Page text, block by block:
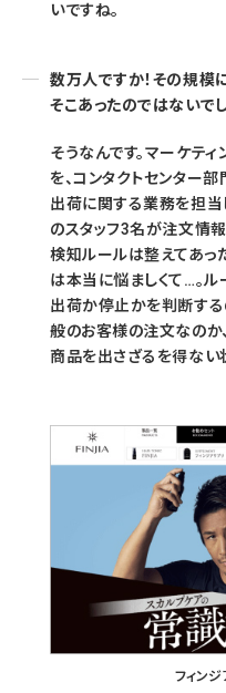
いですね。
数万人ですか！その規模
そこあったのではないでし
そうなんです。マーケテ
を、コンタクトセンター
出荷に関する業務を担当
のスタッフ3名が注文情
検知ルールは整えてあっ
は本当に悩ましくて…。
出荷か停止かを判断する
般のお客様の注文なのか
商品を出さざるを得ない
フィン